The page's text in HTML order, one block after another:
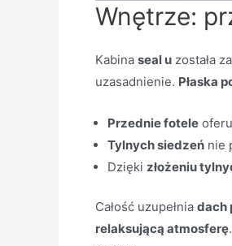
Wnętrze:
Kabina seal u została
uzasadnienie. Płaska
Przednie fotele
Tylnych siedzeń nie
Dzięki złożeniu
Całość uzupełnia dach
relaksującą atmosferę